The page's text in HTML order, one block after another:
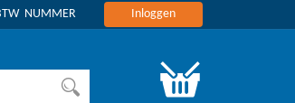
NUMMER Inloggen